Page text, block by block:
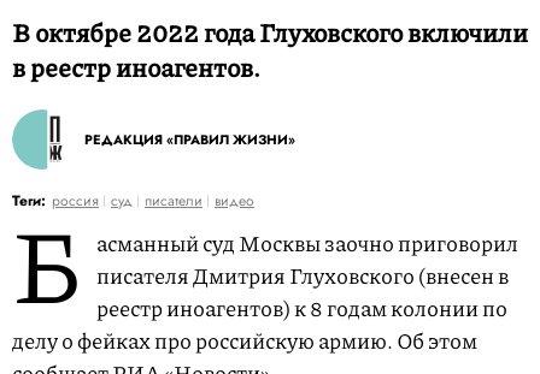
В октябре 2022 года Глуховского включили
в реестр иноагентов.
РЕДАКЦИЯ «ПРАВИЛ ЖИЗНИ»
Теги: россия суд писатели видео
Б
асманный суд Москвы заочно приговорил
писателя Дмитрия Глуховского (внесен в
реестр иноагентов) к 8 годам колонии по
делу о фейках про российскую армию. Об этом